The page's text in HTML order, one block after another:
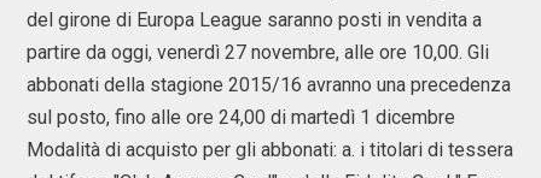
del girone di Europa League saranno posti in vendita a
partire da oggi, venerdì 27 novembre, alle ore 10,00. Gli
abbonati della stagione 2015/16 avranno una precedenza
sul posto, fino alle ore 24,00 di martedì 1 dicembre
Modalità di acquisto per gli abbonati: a. i titolari di tessera